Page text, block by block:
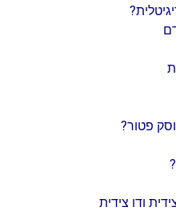
פטור?
ודו צידית